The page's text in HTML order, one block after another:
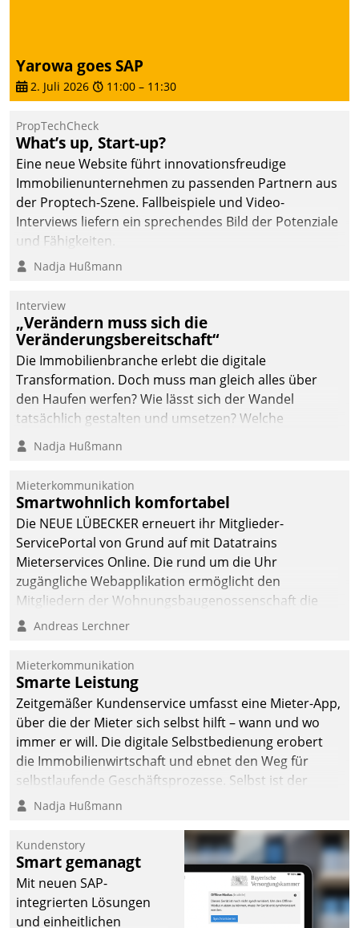
zielgerichtete
Mieterbefragungen – eine
starke Grundlage für
intelligente,
datengestützte
Entscheidungen.
Yarowa goes SAP
2. Juli 2026 11:00 – 11:30
PropTechCheck
What’s up, Start-up?
Eine neue Website führt innovationsfreudige
Immobilienunternehmen zu passenden Partnern aus
der Proptech-Szene. Fallbeispiele und Video-
Interviews liefern ein sprechendes Bild der Potenziale
und Fähigkeiten.
Nadja Hußmann
Interview
„Verändern muss sich die
Veränderungsbereitschaft“
Die Immobilienbranche erlebt die digitale
Transformation. Doch muss man gleich alles über
den Haufen werfen? Wie lässt sich der Wandel
tatsächlich gestalten und umsetzen? Welche
Argumente zählen wirklich?
Nadja Hußmann
Mieterkommunikation
Smartwohnlich komfortabel
Die NEUE LÜBECKER erneuert ihr Mitglieder-
ServicePortal von Grund auf mit Datatrains
Mieterservices Online. Die rund um die Uhr
zugängliche Webapplikation ermöglicht den
Mitgliedern der Wohnungs­bau­genossenschaft die
Kontaktaufnahme per Smartphone, Tablet oder PC.
Andreas Lerchner
Mieterkommunikation
Smarte Leistung
Zeitgemäßer Kundenservice umfasst eine Mieter-App,
über die der Mieter sich selbst hilft – wann und wo
immer er will. Die digitale Selbstbedienung erobert
die Immobilienwirtschaft und ebnet den Weg für
selbstlaufende Geschäftsprozesse. Selbst ist der
Kunde und smart der Serviceanbieter.
Nadja Hußmann
Kundenstory
Smart gemanagt
Mit neuen SAP-
integrierten Lösungen
und einheitlichen